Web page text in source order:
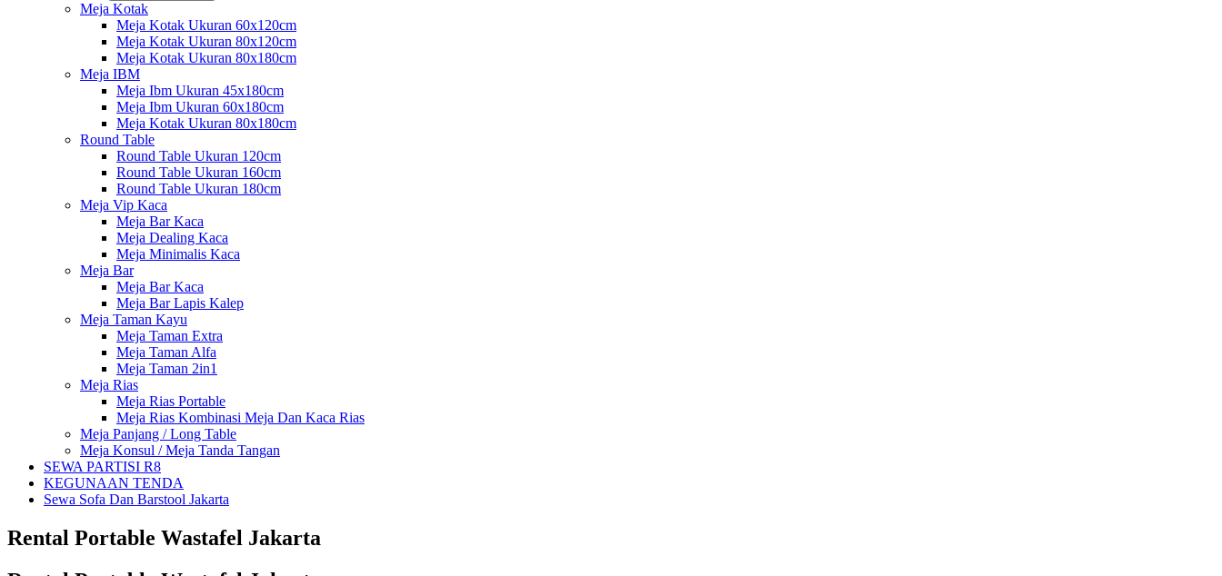
Meja Kotak
Meja Kotak Ukuran 60x120cm
Meja Kotak Ukuran 80x120cm
Meja Kotak Ukuran 80x180cm
Meja IBM
Meja Ibm Ukuran 45x180cm
Meja Ibm Ukuran 60x180cm
Meja Kotak Ukuran 80x180cm
Round Table
Round Table Ukuran 120cm
Round Table Ukuran 160cm
Round Table Ukuran 180cm
Meja Vip Kaca
Meja Bar Kaca
Meja Dealing Kaca
Meja Minimalis Kaca
Meja Bar
Meja Bar Kaca
Meja Bar Lapis Kalep
Meja Taman Kayu
Meja Taman Extra
Meja Taman Alfa
Meja Taman 2in1
Meja Rias
Meja Rias Portable
Meja Rias Kombinasi Meja Dan Kaca Rias
Meja Panjang / Long Table
Meja Konsul / Meja Tanda Tangan
SEWA PARTISI R8
KEGUNAAN TENDA
Sewa Sofa Dan Barstool Jakarta
Rental Portable Wastafel Jakarta